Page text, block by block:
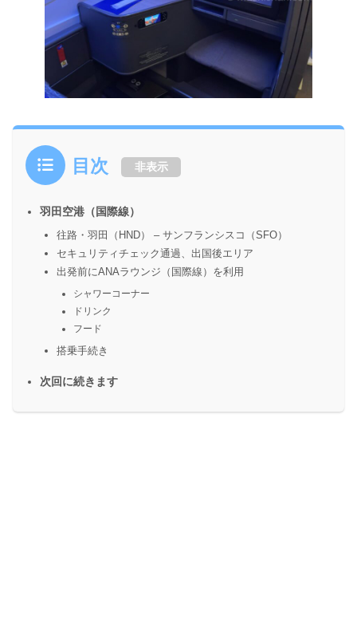
目次 非表示
羽田空港（国際線）
往路・羽田（HND） – サンフランシスコ（SFO）
セキュリティチェック通過、出国後エリア
出発前にANAラウンジ（国際線）を利用
シャワーコーナー
ドリンク
フード
搭乗手続き
次回に続きます